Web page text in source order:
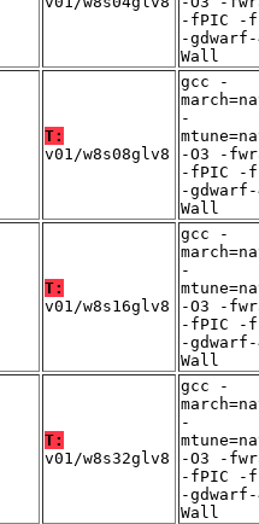
-fPIC -
-
Wall
T:
v01/w8s08glv8
gcc -
-
-O3 -
-fPIC -
-
Wall
T:
v01/w8s16glv8
gcc -
-
-O3 -
-fPIC -
-
Wall
T:
v01/w8s32glv8
gcc -
-
-O3 -
-fPIC -
-
Wall